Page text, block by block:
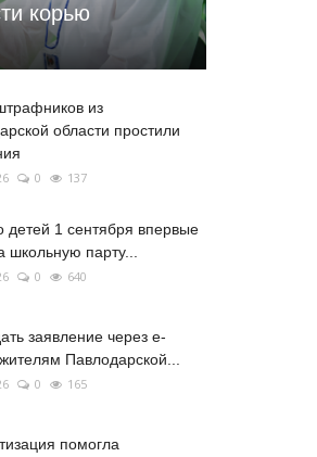
корью
из
области простили
0 137
детей 1 сентября впервые
школьную парту...
0 640
заявление через e-
Павлодарской...
0 165
помогла